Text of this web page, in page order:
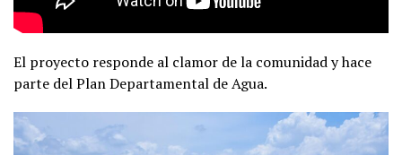
El proyecto responde al clamor de la comunidad y hace
parte del Plan Departamental de Agua.